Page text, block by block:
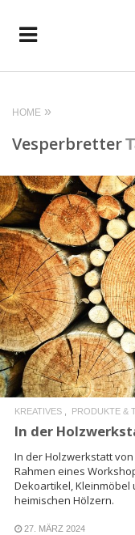
HOME
Vesperbretter
KREATIVES PRODUKTE &
In der
In der Holzwerkstatt
Rahmen eines
Dekoartikel,
heimischen Hölzern.
27. MÄRZ 2024